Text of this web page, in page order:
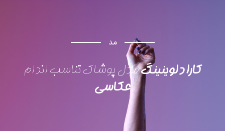
مد
کارا دلوینینگمدل پوشاک تناسب اندام
عکاسی